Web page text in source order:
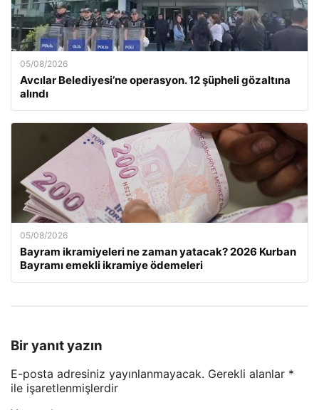
05/08/2026
Avcılar Belediyesi’ne operasyon. 12 şüpheli gözaltına
alındı
05/08/2026
Bayram ikramiyeleri ne zaman yatacak? 2026 Kurban
Bayramı emekli ikramiye ödemeleri
Bir yanıt yazın
E-posta adresiniz yayınlanmayacak. Gerekli alanlar *
ile işaretlenmişlerdir